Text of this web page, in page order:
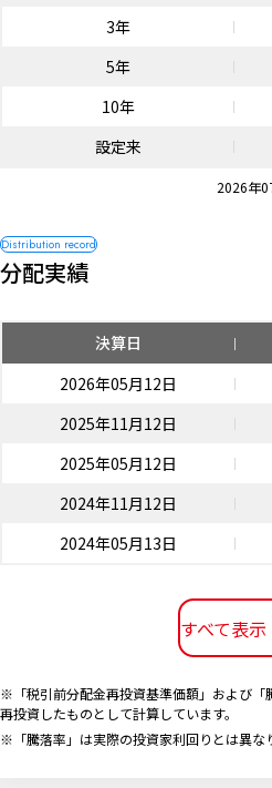
3年
5年
10年
設定来
2026年
分配実績
決算日
2026年05月12日
2025年11月12日
2025年05月12日
2024年11月12日
2024年05月13日
すべて表示
※「税引前分配金再投資基準価額」および「
再投資したものとして計算しています。
※「騰落率」は実際の投資家利回りとは異な